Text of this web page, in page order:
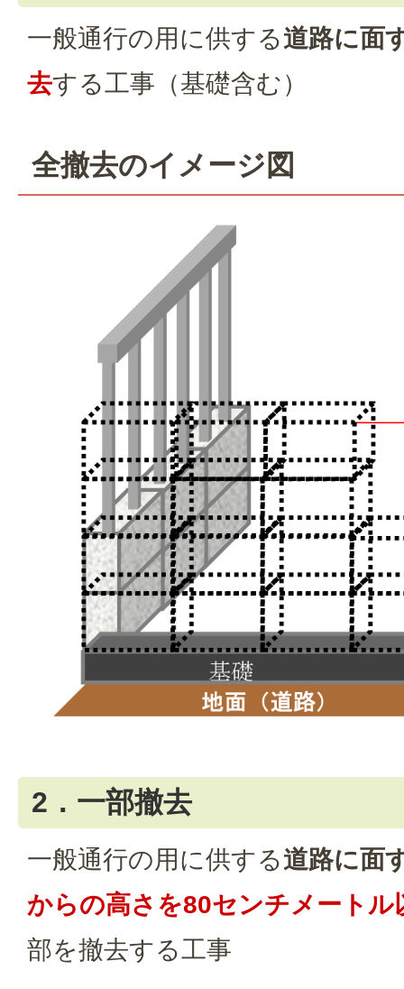
一般通行の用に供する道路に面
去する工事（基礎含む）
全撤去のイメージ図
2．一部撤去
一般通行の用に供する道路に面
からの高さを80センチメートル
部を撤去する工事